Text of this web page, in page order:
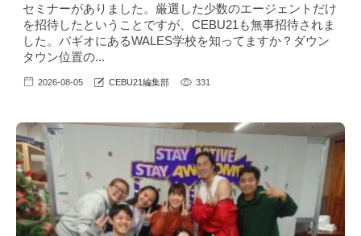
セミナーがありました。厳選した少数のエージェントだけ
を招待したということですが、CEBU21も無事招待されま
した。バギオにあるWALES学校を知ってますか？ダウン
タウン位置の...
2026-08-05 CEBU21編集部 331